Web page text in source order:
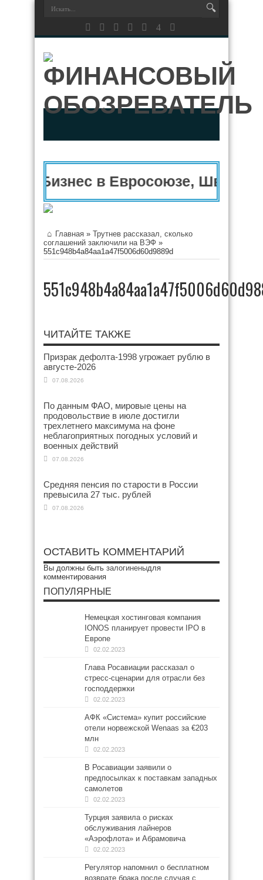
Бизнес в Евросоюзе,
Главная » Трутнев рассказал, сколько
соглашений заключили на ВЭФ »
551c948b4a84aa1a47f5006d60d9889d
ЧИТАЙТЕ ТАКЖЕ
Призрак дефолта-1998 угрожает рублю в
августе-2026
07.08.2026
По данным ФАО, мировые цены на
продовольствие в июле достигли
трехлетнего максимума на фоне
неблагоприятных погодных условий и
военных действий
07.08.2026
Средняя пенсия по старости в России
превысила 27 тыс. рублей
07.08.2026
ОСТАВИТЬ КОММЕНТАРИЙ
Вы должны быть залогиненыдля
комментирования
ПОПУЛЯРНЫЕ
Немецкая хостинговая компания
IONOS планирует провести IPO в
Европе
02.02.2023
Глава Росавиации рассказал о
стресс-сценарии для отрасли без
господдержки
02.02.2023
АФК «Система» купит российские
отели норвежской Wenaas за €203
млн
02.02.2023
В Росавиации заявили о
предпосылках к поставкам западных
самолетов
02.02.2023
Турция заявила о рисках
обслуживания лайнеров
«Аэрофлота» и Абрамовича
02.02.2023
Регулятор напомнил о бесплатном
возврате брака после случая с